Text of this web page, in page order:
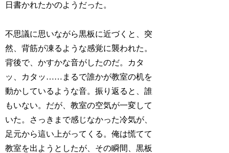
日書かれたかのようだった。
不思議に思いながら黒板に近づくと、突
然、背筋が凍るような感覚に襲われた。
背後で、かすかな音がしたのだ。カタ
ッ、カタッ……まるで誰かが教室の机を
動かしているような音。振り返ると、誰
もいない。だが、教室の空気が一変して
いた。さっきまで感じなかった冷気が、
足元から這い上がってくる。俺は慌てて
教室を出ようとしたが、その瞬間、黒板